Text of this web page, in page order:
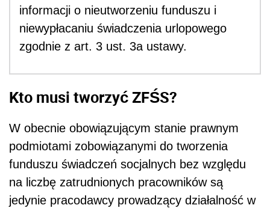
informacji o nieutworzeniu funduszu i
niewypłacaniu świadczenia urlopowego
zgodnie z art. 3 ust. 3a ustawy.
Kto musi tworzyć ZFŚS?
W obecnie obowiązującym stanie prawnym
podmiotami zobowiązanymi do tworzenia
funduszu świadczeń socjalnych bez względu
na liczbę zatrudnionych pracowników są
jedynie pracodawcy prowadzący działalność w